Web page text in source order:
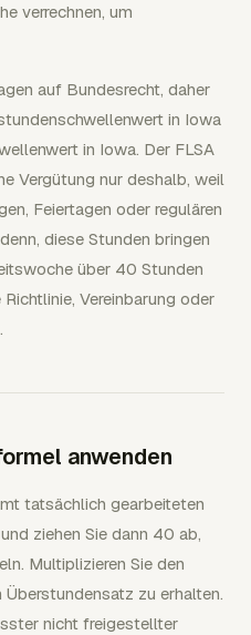
verrechnen, um
auf Bundesrecht, daher
in Iowa
in Iowa. Der FLSA
Vergütung nur deshalb, weil
Feiertagen oder regulären
diese Stunden bringen
über 40 Stunden
Vereinbarung oder
anwenden
tatsächlich gearbeiteten
ziehen Sie dann 40 ab,
Multiplizieren Sie den
Überstundensatz zu erhalten.
nicht freigestellter